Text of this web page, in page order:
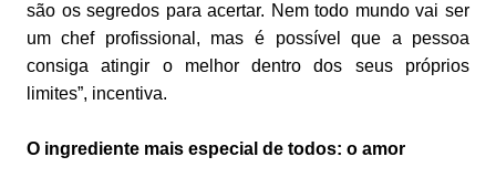
são os segredos para acertar. Nem todo mundo vai ser
um chef profissional, mas é possível que a pessoa
consiga atingir o melhor dentro dos seus próprios
limites”, incentiva.
O ingrediente mais especial de todos: o amor